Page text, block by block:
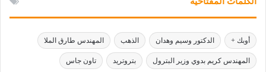
أوبك + الدكتور وسيم وهدان الذهب المهندس طارق الملا
المهندس كريم بدوي وزير البترول بتروتريد تاون جاس